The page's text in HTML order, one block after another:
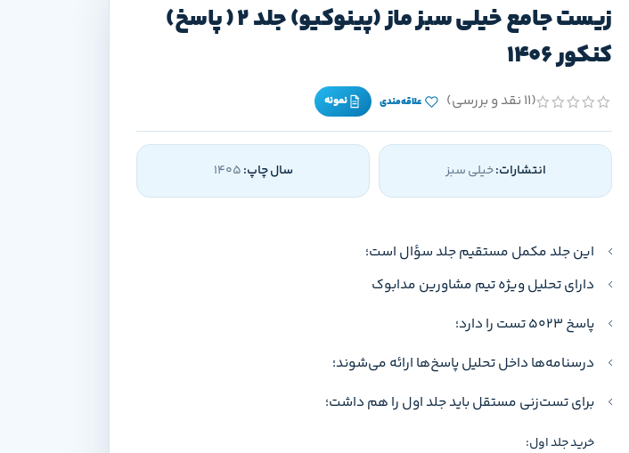
زیست جامع خیلی سبز ماز (پینوکیو) جلد 2 ( پاسخ)
کنکور 1406
(11 نقد و بررسی) علاقه‌مندی نمونه
انتشارات:خیلی سبز سال چاپ:
این جلد مکمل مستقیم جلد سؤال است؛
دارای تحلیل ویژه تیم مشاورین مدابوک
پاسخ ۵۰۲۳ تست را دارد؛
درسنامه‌ها داخل تحلیل پاسخ‌ها ارائه می‌شوند؛
برای تست‌زنی مستقل باید جلد اول را هم داشت؛
خرید جلد اول: